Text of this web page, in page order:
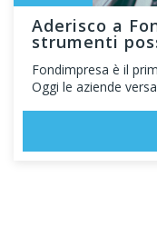
Aderisco a
strumenti
Fondimpresa è il
Oggi le aziende